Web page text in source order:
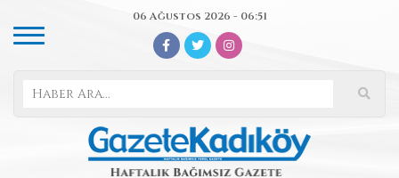
06 Ağustos 2026 - 06:51